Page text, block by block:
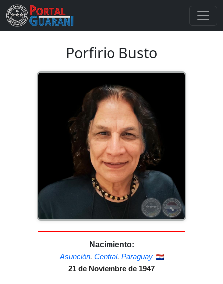
Porfirio Busto
Nacimiento:
Asunción, Central, Paraguay
21 de Noviembre de 1947